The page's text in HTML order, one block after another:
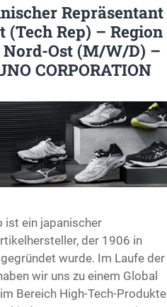
Repräsentant
(Tech Rep) – Region
Nord-Ost (M/W/D) –
CORPORATION
ist ein japanischer
der 1906 in
wurde. Im Laufe der
wir uns zu einem Global
Bereich High-Tech-Produkte